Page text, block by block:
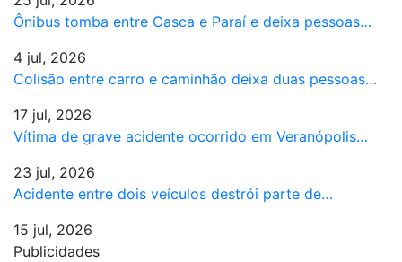
Ônibus tomba entre Casca e Paraí e deixa pessoas…
4 jul, 2026
Colisão entre carro e caminhão deixa duas pessoas…
17 jul, 2026
Vítima de grave acidente ocorrido em Veranópolis…
23 jul, 2026
Acidente entre dois veículos destrói parte de…
15 jul, 2026
Publicidades